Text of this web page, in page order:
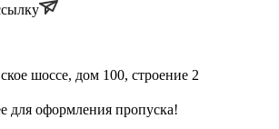
шоссе, дом 100, строение 2
для оформления пропуска!